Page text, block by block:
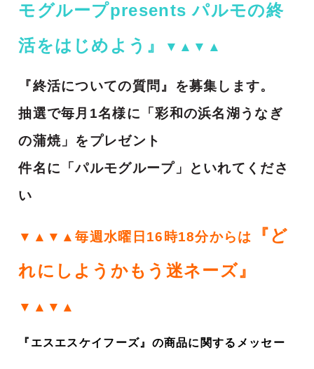
モグループpresents パルモの終
活をはじめよう』
▼▲▼▲
『終活についての質問』を募集します。
抽選で毎月1名様に「彩和の浜名湖うなぎ
の蒲焼」をプレゼント
件名に「パルモグループ」といれてくださ
い
▼▲▼▲毎週水曜日16時18分からは
『ど
れにしようかもう迷ネーズ』
▼▲▼▲
『エスエスケイフーズ』の商品に関するメッセー